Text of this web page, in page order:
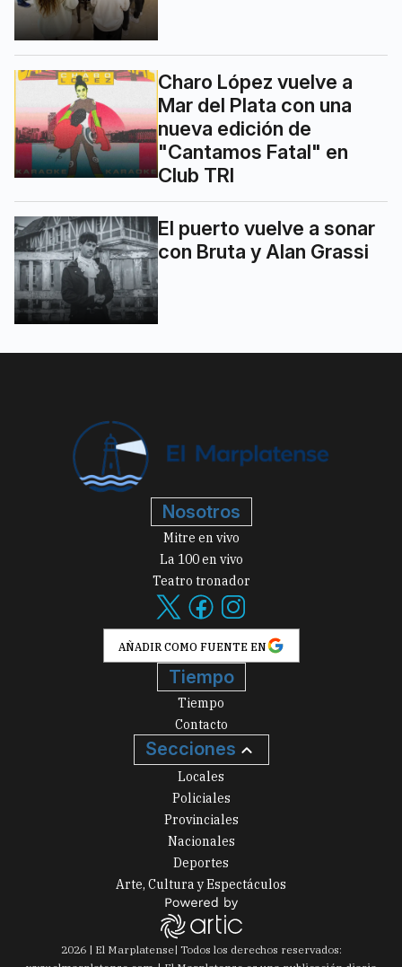
Charo López vuelve a
Mar del Plata con una
nueva edición de
"Cantamos Fatal" en
Club TRI
El puerto vuelve a sonar
con Bruta y Alan Grassi
Nosotros
Mitre en vivo
La 100 en vivo
Teatro tronador
AÑADIR COMO FUENTE EN
Tiempo
Tiempo
Contacto
Secciones
Locales
Policiales
Provinciales
Nacionales
Deportes
Arte, Cultura y Espectáculos
2026| El Marplatense| Todos los derechos reservados: